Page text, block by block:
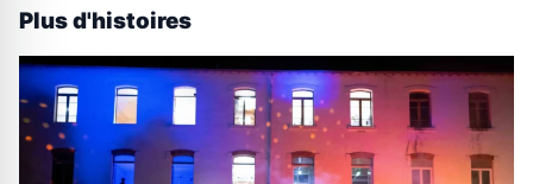
Plus d'histoires